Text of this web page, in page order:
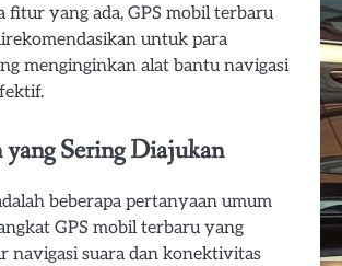
fitur yang ada, GPS mobil terbaru
untuk para
menginginkan alat bantu navigasi
yang Sering Diajukan
beberapa pertanyaan umum
GPS mobil terbaru yang
navigasi suara dan konektivitas